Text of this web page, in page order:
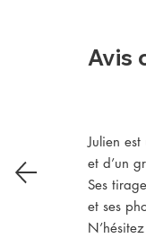
Avis
Julien
et d’un
Ses
et ses